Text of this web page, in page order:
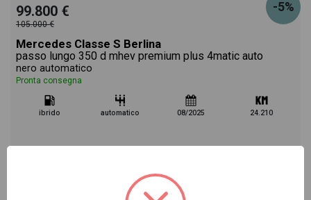
-5%
99.800 €
105.000 €
Mercedes Classe S Berlina
passo lungo 350 d mhev premium plus 4matic auto
nero automatico
Pronta consegna
ibrido automatico 08/2025 24.210